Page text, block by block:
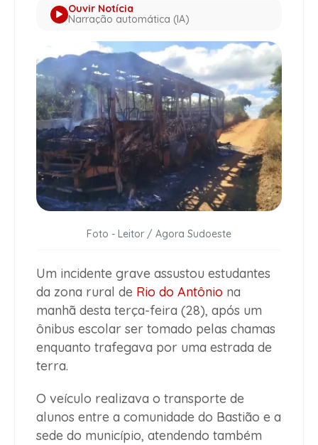
Ouvir Notícia
Narração automática (IA)
Foto - Leitor / Agora Sudoeste
Um incidente grave assustou estudantes
da zona rural de Rio do Antônio na
manhã desta terça-feira (28), após um
ônibus escolar ser tomado pelas chamas
enquanto trafegava por uma estrada de
terra.
O veículo realizava o transporte de
alunos entre a comunidade do Bastião e a
sede do município, atendendo também